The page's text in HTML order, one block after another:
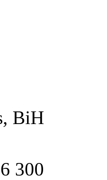
BiH
300